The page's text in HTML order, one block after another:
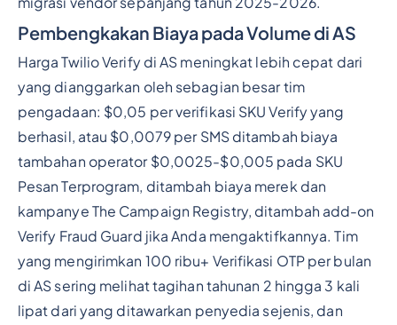
Pembengkakan Biaya pada Volume di AS
Harga Twilio Verify di AS meningkat lebih cepat dari
yang dianggarkan oleh sebagian besar tim
pengadaan: $0,05 per verifikasi SKU Verify yang
berhasil, atau $0,0079 per SMS ditambah biaya
tambahan operator $0,0025-$0,005 pada SKU
Pesan Terprogram, ditambah biaya merek dan
kampanye The Campaign Registry, ditambah add-on
Verify Fraud Guard jika Anda mengaktifkannya. Tim
yang mengirimkan 100 ribu+ Verifikasi OTP per bulan
di AS sering melihat tagihan tahunan 2 hingga 3 kali
lipat dari yang ditawarkan penyedia sejenis, dan